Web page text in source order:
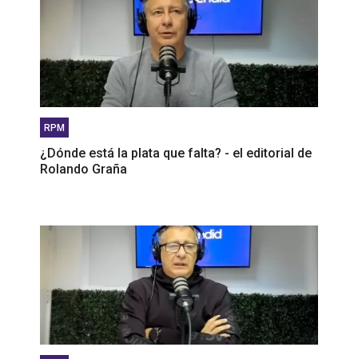
RPM
¿Dónde está la plata que falta? - el editorial de
Rolando Graña